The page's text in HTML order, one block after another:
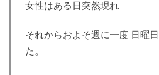
女性はある日突然現れ
それからおよそ週に一度 日曜
た。